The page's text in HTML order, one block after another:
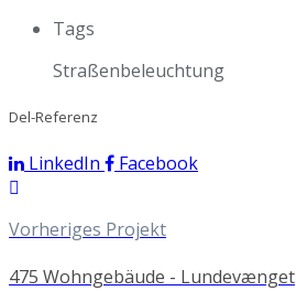
Tags
Straßenbeleuchtung
Del-Referenz
LinkedIn Facebook
Vorheriges Projekt
475 Wohngebäude - Lundevænget